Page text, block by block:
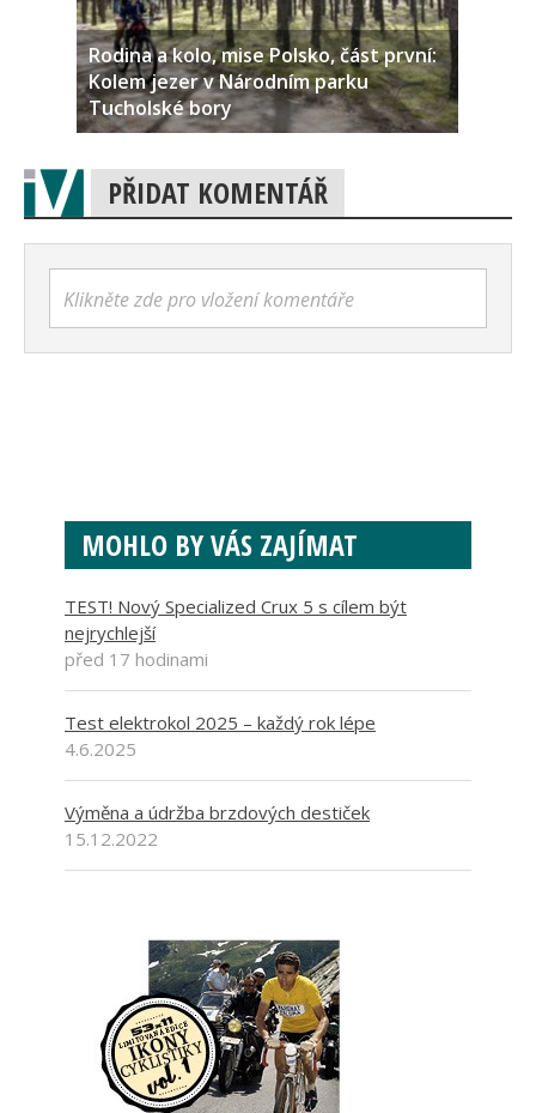
Rodina a kolo, mise Polsko, část první:
Kolem jezer v Národním parku
Tucholské bory
PŘIDAT KOMENTÁŘ
Klikněte zde pro vložení komentáře
MOHLO BY VÁS ZAJÍMAT
TEST! Nový Specialized Crux 5 s cílem být
nejrychlejší
před 17 hodinami
Test elektrokol 2025 – každý rok lépe
4.6.2025
Výměna a údržba brzdových destiček
15.12.2022